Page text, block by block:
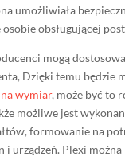
umożliwiała
obsługującej
mogą
Dzięki temu będzie
wymiar, może być to
możliwe jest
formowanie na
i urządzeń. Plexi można